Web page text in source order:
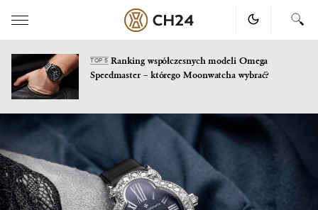
Skip
content
TOP 5Ranking współczesnych modeli Omega
Speedmaster – którego Moonwatcha wybrać?